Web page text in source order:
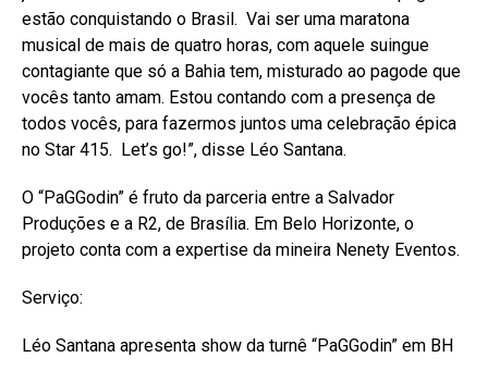
estão conquistando o Brasil. Vai ser uma maratona
musical de mais de quatro horas, com aquele suingue
contagiante que só a Bahia tem, misturado ao pagode que
vocês tanto amam. Estou contando com a presença de
todos vocês, para fazermos juntos uma celebração épica
no Star 415. Let’s go!”, disse Léo Santana.
O “PaGGodin” é fruto da parceria entre a Salvador
Produções e a R2, de Brasília. Em Belo Horizonte, o
projeto conta com a expertise da mineira Nenety Eventos.
Serviço:
Léo Santana apresenta show da turnê “PaGGodin” em BH